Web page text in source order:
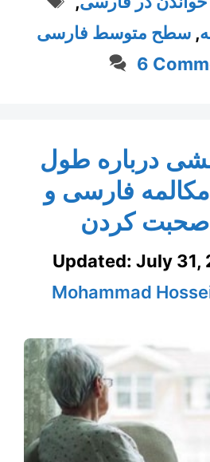
,سطح متوسط فارسی
6
درباره طول
فارسی و
صحبت کردن
Updated: July 31,
Mohammad